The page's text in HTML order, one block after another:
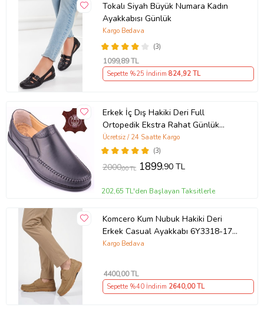
Tokalı Siyah Büyük Numara Kadın
Ayakkabısı Günlük
(3)
Kargo Bedava
1099,89 TL
Sepette %25 İndirim 824,92 TL
Erkek İç Dış Hakiki Deri Full
Ortopedik Ekstra Rahat Günlük
Ayakkabı DTC015 (Siyah)
(3)
Ücretsiz / 24 Saatte Kargo
2000,00 TL 1899,90 TL
202,65 TL'den Başlayan Taksitlerle
Komcero Kum Nubuk Hakiki Deri
Erkek Casual Ayakkabı 6Y3318-179
M
Kargo Bedava
4400,00 TL
Sepette %40 İndirim 2640,00 TL